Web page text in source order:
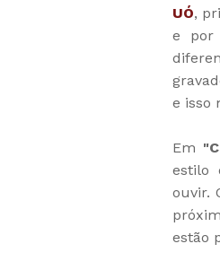
UÓ,
e por
e isso
Em
estilo
ouvir.
estão